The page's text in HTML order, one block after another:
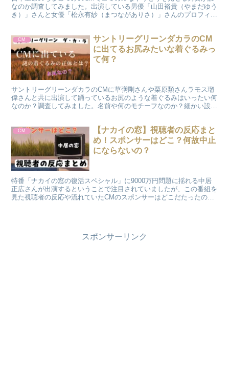
なのか調査してみました。出演している男優「山田裕貴（やまだゆう
き）」さんと女優「松永有紗（まつながありさ）」さんのプロフィー
CM
サントリーグリーンダカラのCM
に出てるお尻みたいな着ぐるみっ
て何？
サントリーグリーンダカラのCMに草彅剛さんや栗原類さんラモス瑠
偉さんと共に出演して踊っているお尻のような着ぐるみはいったい何
なのか？調査してみました。名前や何のモチーフなのか？細かい設定
CM
【ナカイの窓】視聴者の反応まと
め！スポンサーはどこ？何故中止
にならないの？
特番「ナカイの窓の復活スペシャル」に9000万円問題に揺れる中居
正広さんが出演するということで注目されていましたが、この番組を
見た視聴者の反応や流れていたCMのスポンサーはどこだたったの
スポンサーリンク